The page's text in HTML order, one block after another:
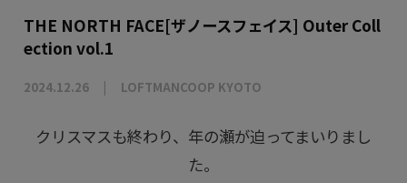
THE NORTH FACE[ザノースフェイス] Outer Coll
ection vol.1
2024.12.26 LOFTMANCOOP KYOTO
クリスマスも終わり、年の瀬が迫ってまいりまし
た。